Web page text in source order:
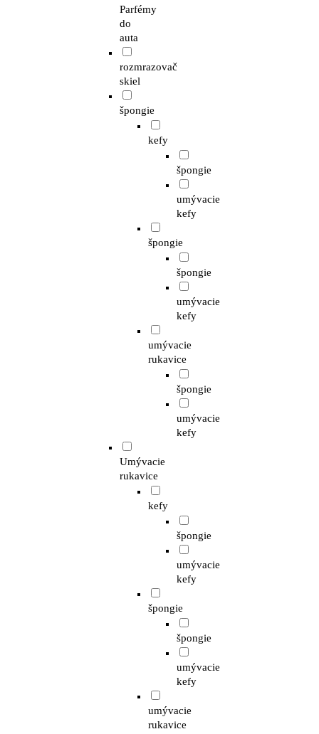
Parfémy
do
auta
rozmrazovač
skiel
špongie
kefy
špongie
umývacie
kefy
špongie
špongie
umývacie
kefy
umývacie
rukavice
špongie
umývacie
kefy
Umývacie
rukavice
kefy
špongie
umývacie
kefy
špongie
špongie
umývacie
kefy
umývacie
rukavice